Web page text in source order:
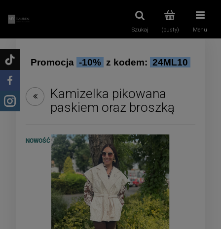
(pusty)
Szukaj Menu
Promocja -10% z kodem: 24ML10
Kamizelka pikowana
paskiem oraz broszką
NOWOŚĆ